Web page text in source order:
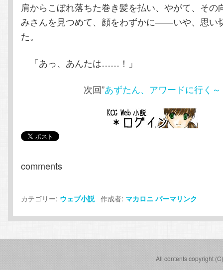
肩からこぼれ落ちた巻き髪を払い、やがて、その
みさんを見つめて、顔をわずかに――いや、思い
た。
「あっ、あんたは……！」
次回”あずたん、アワードに行く
comments
カテゴリー: ウェブ小説作成者: マカロニ パーマリンク
All contents copyright